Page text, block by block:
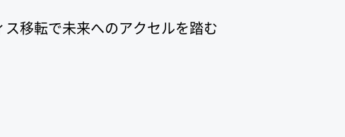
移転で未来へのアクセルを踏む